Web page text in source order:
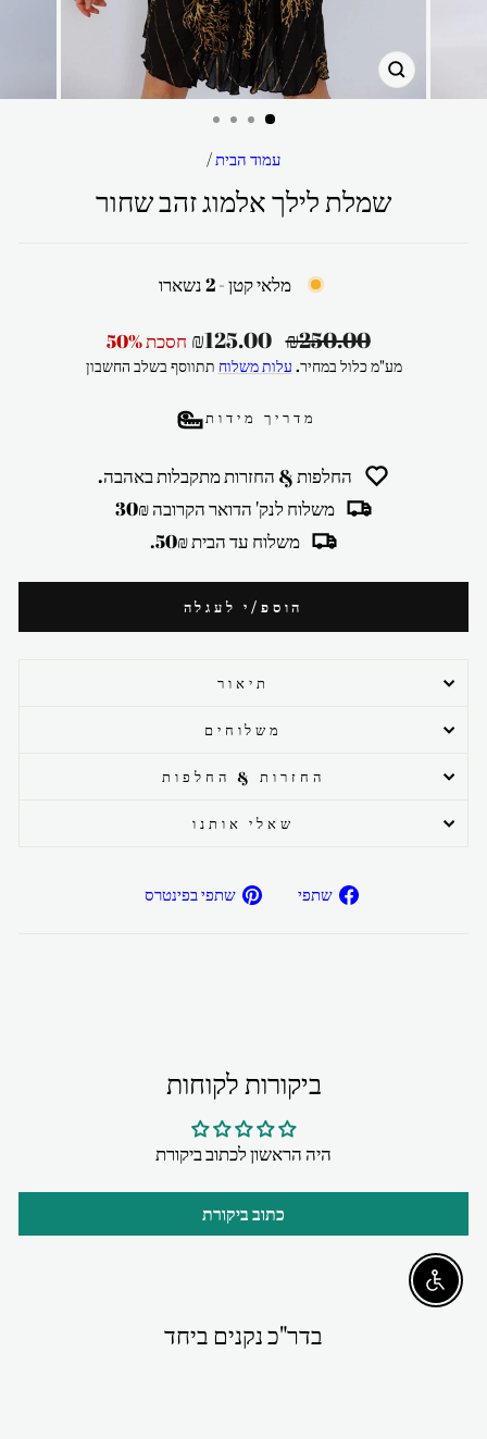
סגור
עמוד הבית/
שמלת לילך אלמוג זהב שחור
מלאי קטן - 2 נשארו
מחיר
רגיל
₪250.00 מחיר
מבצע
₪125.00 חסכת 50%
מע"מ כלול במחיר. עלות משלוח תתווסף בשלב החשבון
מדריך מידות
החלפות & החזרות מתקבלות באהבה.
משלוח לנק' הדואר הקרובה 30₪
משלוח עד הבית 50₪.
הוספ/י לעגלה
תיאור
משלוחים
החזרות & החלפות
שאלי אותנו
שתפי
שתפ/י שתפי בפינטרס
ביקורות לקוחות
היה הראשון לכתוב ביקורת
כתוב ביקורת
בדר"כ נקנים ביחד
Enable accessibility